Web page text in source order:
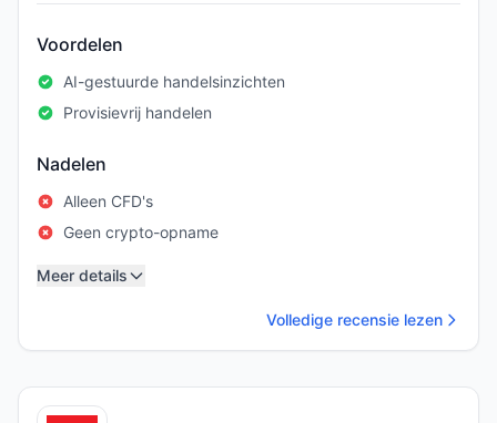
Voordelen
AI-gestuurde handelsinzichten
Provisievrij handelen
Nadelen
Alleen CFD's
Geen crypto-opname
Meer details
Volledige recensie lezen